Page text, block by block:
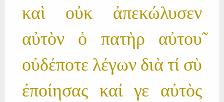
καὶ οὐκ ἀπεκώλυσεν
αὐτὸν ὁ πατὴρ αὐτου̃
οὐδέποτε λέγων διὰ τί σὺ
ἐποίησας καί γε αὐτὸς